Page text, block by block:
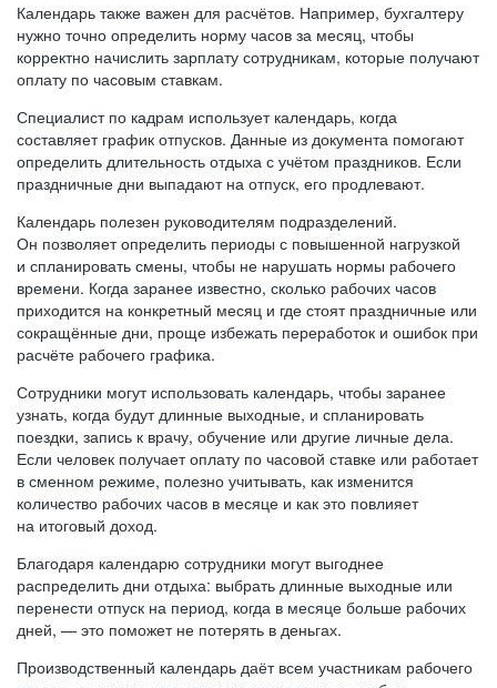
Календарь также важен для расчётов. Например, бухгалтеру
нужно точно определить норму часов за месяц, чтобы
корректно начислить зарплату сотрудникам, которые получают
оплату по часовым ставкам.
Специалист по кадрам использует календарь, когда
составляет график отпусков. Данные из документа помогают
определить длительность отдыха с учётом праздников. Если
праздничные дни выпадают на отпуск, его продлевают.
Календарь полезен руководителям подразделений.
Он позволяет определить периоды с повышенной нагрузкой
и спланировать смены, чтобы не нарушать нормы рабочего
времени. Когда заранее известно, сколько рабочих часов
приходится на конкретный месяц и где стоят праздничные или
сокращённые дни, проще избежать переработок и ошибок при
расчёте рабочего графика.
Сотрудники могут использовать календарь, чтобы заранее
узнать, когда будут длинные выходные, и спланировать
поездки, запись к врачу, обучение или другие личные дела.
Если человек получает оплату по часовой ставке или работает
в сменном режиме, полезно учитывать, как изменится
количество рабочих часов в месяце и как это повлияет
на итоговый доход.
Благодаря календарю сотрудники могут выгоднее
распределить дни отдыха: выбрать длинные выходные или
перенести отпуск на период, когда в месяце больше рабочих
дней, — это поможет не потерять в деньгах.
Производственный календарь даёт всем участникам рабочего